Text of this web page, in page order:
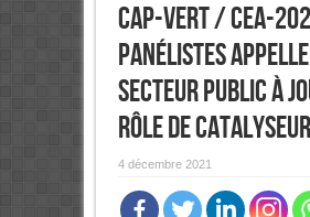
Cap-Vert / CEA-
panélistes
secteur public à
rôle de catalyseur
4 décembre 2021